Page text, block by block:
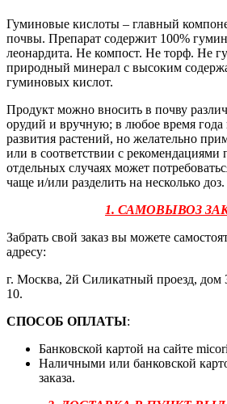
Гуминовые кислоты – главный
почвы. Препарат содержит 100%
леонардита. Не компост. Не торф. Не
природный минерал с высоким
гуминовых кислот.
Продукт можно вносить в почву
орудий и вручную; в любое время
развития растений, но желательно
или в соответствии с рекомендациями
отдельных случаях может
чаще и/или разделить на несколько доз.
1. САМОВЫВОЗ
Забрать свой заказ вы можете
адресу:
г. Москва, 2й Силикатный проезд, дом
10.
СПОСОБ ОПЛАТЫ:
Банковской картой на сайте
Наличными или банковской
заказа.